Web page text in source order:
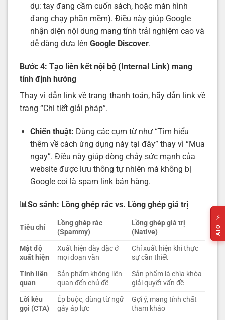
dụ: tay đang cầm cuốn sách, hoặc màn hình
đang chạy phần mềm). Điều này giúp Google
nhận diện nội dung mang tính trải nghiệm cao và
dễ dàng đưa lên Google Discover.
Bước 4: Tạo liên kết nội bộ (Internal Link) mang
tính định hướng
Thay vì dẫn link về trang thanh toán, hãy dẫn link về
trang “Chi tiết giải pháp”.
Chiến thuật: Dùng các cụm từ như “Tìm hiểu
thêm về cách ứng dụng này tại đây” thay vì “Mua
ngay”. Điều này giúp dòng chảy sức mạnh của
website được lưu thông tự nhiên mà không bị
Google coi là spam link bán hàng.
📊So sánh: Lồng ghép rác vs. Lồng ghép giá trị
Tiêu chí
Lồng ghép rác
(Spammy)
Lồng ghép giá trị
(Native)
Mật độ
xuất hiện
Xuất hiện dày đặc ở
mọi đoạn văn
Chỉ xuất hiện khi thực
sự cần thiết
Tính liên
quan
Sản phẩm không liên
quan đến chủ đề
Sản phẩm là chìa khóa
giải quyết vấn đề
Lời kêu
gọi (CTA)
Ép buộc, dùng từ ngữ
gây áp lực
Gợi ý, mang tính chất
tham khảo
⚡
AIO